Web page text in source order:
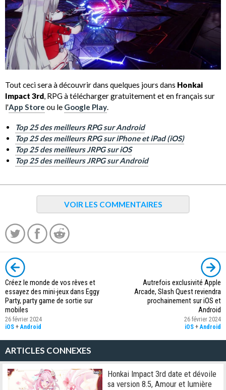
Tout ceci sera à découvrir dans quelques jours dans Honkai
Impact 3rd , RPG à télécharger gratuitement et en français sur
l'App Store ou le Google Play
Top 25 des meilleurs RPG sur Android
Top 25 des meilleurs RPG sur iPhone et iPad (iOS)
Top 25 des meilleurs JRPG sur iOS
Top 25 des meilleurs JRPG sur Android
VOIR LES COMMENTAIRES
Créez le monde de vos rêves et
essayez des mini-jeux dans Eggy
Party, party game de sortie sur
mobiles
26 février 2024
iOS +Android
Autrefois exclusivité Apple
Arcade, Slash Quest reviendra
prochainement sur iOS et
Android
26 février 2024
iOS +Android
ARTICLES CONNEXES
Honkai Impact 3rd date et dévoile
sa version 8.5, Amour et lumière